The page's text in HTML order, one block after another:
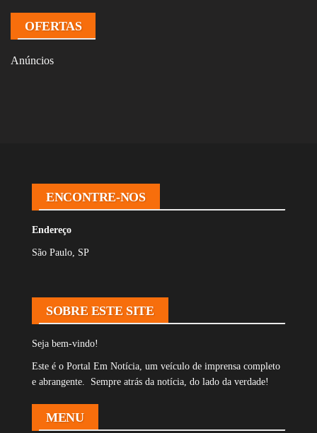
OFERTAS
Anúncios
ENCONTRE-NOS
Endereço
São Paulo, SP
SOBRE ESTE SITE
Seja bem-vindo!
Este é o Portal Em Notícia, um veículo de imprensa completo
e abrangente. Sempre atrás da notícia, do lado da verdade!
MENU